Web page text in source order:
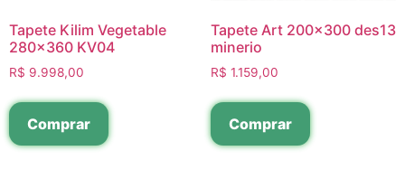
Tapete Kilim Vegetable
280×360 KV04
R$ 9.998,00
Comprar
Tapete Art 200×300 des13
minerio
R$ 1.159,00
Comprar